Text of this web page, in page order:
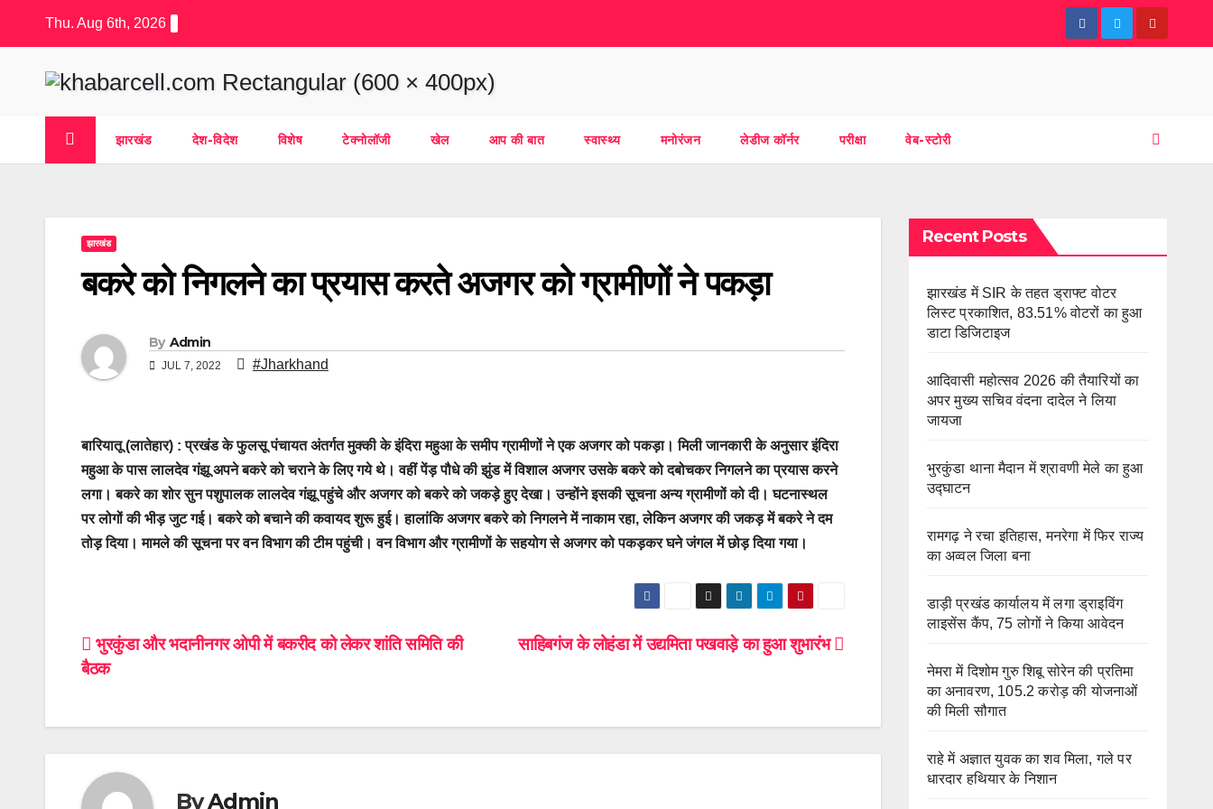
Thu. Aug 6th, 2026
झारखंड देश-विदेश विशेष टेक्नोलॉजी खेल आप की बात स्वास्थ्य मनोरंजन लेडीज कॉर्नर परीक्षा वेब-स्टोरी
झारखंड
बकरे को निगलने का प्रयास करते अजगर को ग्रामीणों ने पकड़ा
By Admin
JUL 7, 2022 #Jharkhand
बारियातू (लातेहार) : प्रखंड के फुलसू पंचायत अंतर्गत मुक्की के इंदिरा महुआ के समीप ग्रामीणों ने एक अजगर को पकड़ा। मिली जानकारी के अनुसार इंदिरा
महुआ के पास लालदेव गंझू अपने बकरे को चराने के लिए गये थे। वहीं पेंड़ पौधे की झुंड में विशाल अजगर उसके बकरे को दबोचकर निगलने का प्रयास करने
लगा। बकरे का शोर सुन पशुपालक लालदेव गंझू पहुंचे और अजगर को बकरे को जकड़े हुए देखा। उन्होंने इसकी सूचना अन्य ग्रामीणों को दी। घटनास्थल
पर लोगों की भीड़ जुट गई। बकरे को बचाने की कवायद शुरू हुई। हालांकि अजगर बकरे को निगलने में नाकाम रहा, लेकिन अजगर की जकड़ में बकरे ने दम
तोड़ दिया। मामले की सूचना पर वन विभाग की टीम पहुंची।वन विभाग और ग्रामीणों के सहयोग से अजगर को पकड़कर घने जंगल में छोड़ दिया गया।
Post
साहिबगंज के लोहंडा में उद्यमिता पखवाड़े का हुआ शुभारंभ
भुरकुंडा और भदानीनगर ओपी में बकरीद को लेकर शांति समिति की
बैठक
ByAdmin
Recent Posts
झारखंड में SIR के तहत ड्राफ्ट वोटर
लिस्ट प्रकाशित, 83.51% वोटरों का हुआ
डाटा डिजिटाइज
आदिवासी महोत्सव 2026 की तैयारियों का
अपर मुख्य सचिव वंदना दादेल ने लिया
जायजा
भुरकुंडा थाना मैदान में श्रावणी मेले का हुआ
उद्घाटन
रामगढ़ ने रचा इतिहास, मनरेगा में फिर राज्य
का अव्वल जिला बना
डाड़ी प्रखंड कार्यालय में लगा ड्राइविंग
लाइसेंस कैंप, 75 लोगों ने किया आवेदन
नेमरा में दिशोम गुरु शिबू सोरेन की प्रतिमा
का अनावरण, 105.2 करोड़ की योजनाओं
की मिली सौगात
राहे में अज्ञात युवक का शव मिला, गले पर
धारदार हथियार के निशान